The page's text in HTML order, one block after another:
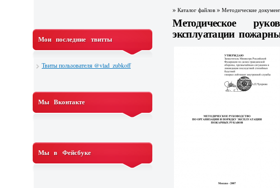
»Каталог файлов »Методические
Методическое
эксплуатации
Мои последние твитты
Твиты пользователя @vlad_zubkoff
Мы Вконтакте
Мы в Фейсбуке